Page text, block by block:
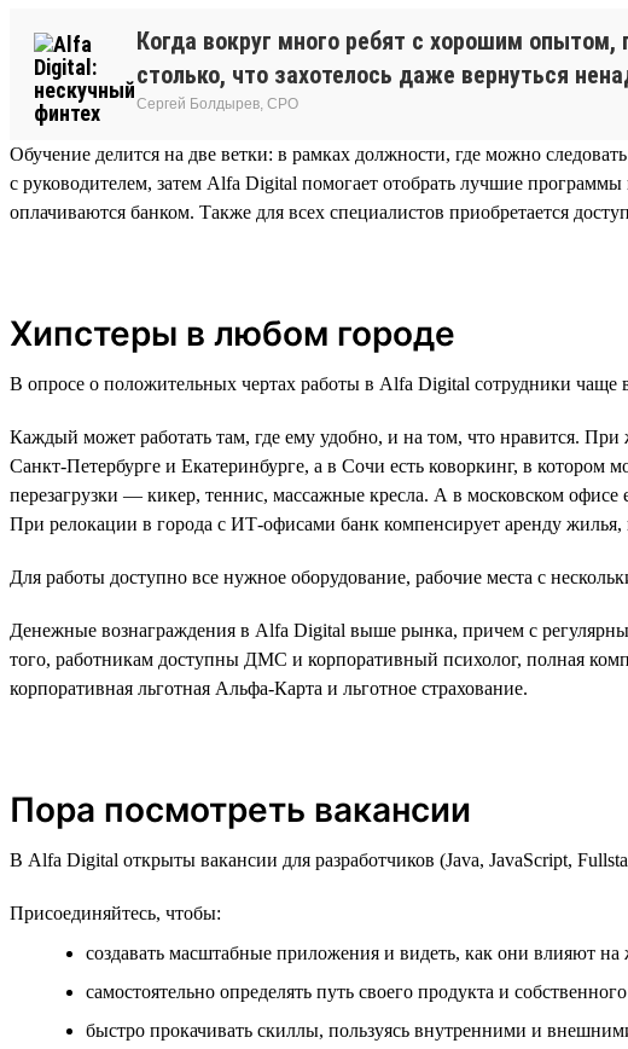
Когда вокруг много ребят с хорошим
столько, что захотелось даже вернуться
Сергей Болдырев, СРО
Обучение делится на две ветки: в рамках должности, где можно
с руководителем, затем Alfa Digital помогает отобрать лучшие
оплачиваются банком. Также для всех специалистов приобретается
Хипстеры в любом городе
В опросе о положительных чертах работы в Alfa Digital сотрудники чаще
Каждый может работать там, где ему удобно, и на том, что нравится.
Санкт-Петербурге и Екатеринбурге, а в Сочи есть коворкинг, в
перезагрузки — кикер, теннис, массажные кресла. А в московском
При релокации в города с ИТ-офисами банк компенсирует аренду жилья,
Для работы доступно все нужное оборудование, рабочие места с
Денежные вознаграждения в Alfa Digital выше рынка, причем с
того, работникам доступны ДМС и корпоративный психолог, полная
корпоративная льготная Альфа-Карта и льготное страхование.
Пора посмотреть вакансии
В Alfa Digital открыты вакансии для разработчиков (Java, JavaScript,
Присоединяйтесь, чтобы:
создавать масштабные приложения и видеть, как они влияют на
самостоятельно определять путь своего продукта и
быстро прокачивать скиллы, пользуясь внутренними и